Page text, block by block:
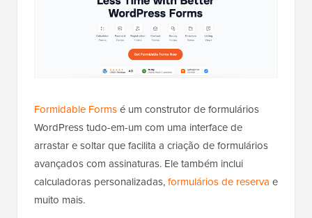
Formidable Formsé um construtor de formulários
WordPress tudo-em-um com uma interface de
arrastar e soltar que facilita a criação de formulários
avançados com assinaturas. Ele também inclui
calculadoras personalizadas,formulários de reserva e
muito mais.